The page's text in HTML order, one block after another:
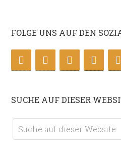
FOLGE UNS AUF DEN
SUCHE AUF DIESER